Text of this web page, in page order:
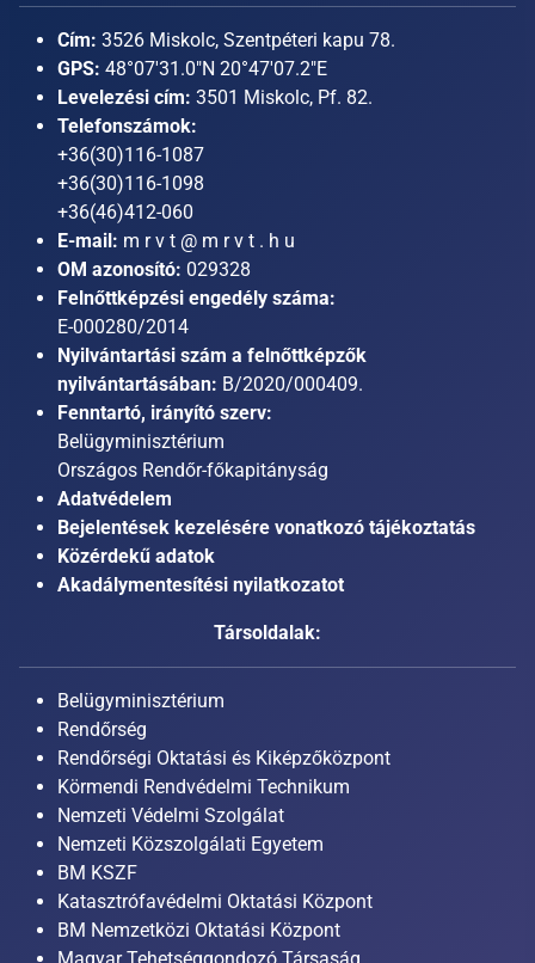
Cím: 3526 Miskolc, Szentpéteri kapu 78.
GPS: 48°07'31.0"N 20°47'07.2"E
Levelezési cím: 3501 Miskolc, Pf. 82.
Telefonszámok:
+36(30)116-1087
+36(30)116-1098
+36(46)412-060
E-mail: m r v t @ m r v t . h u
OM azonosító: 029328
Felnőttképzési engedély száma:
E-000280/2014
Nyilvántartási szám a felnőttképzők
nyilvántartásában: B/2020/000409.
Fenntartó, irányító szerv:
Belügyminisztérium
Országos Rendőr-főkapitányság
Adatvédelem
Bejelentések kezelésére vonatkozó tájékoztatás
Közérdekű adatok
Akadálymentesítési nyilatkozatot
Társoldalak:
Belügyminisztérium
Rendőrség
Rendőrségi Oktatási és Kiképzőközpont
Körmendi Rendvédelmi Technikum
Nemzeti Védelmi Szolgálat
Nemzeti Közszolgálati Egyetem
BM KSZF
Katasztrófavédelmi Oktatási Központ
BM Nemzetközi Oktatási Központ